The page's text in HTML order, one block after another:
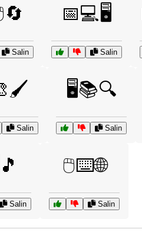
Salin
📅💻🖥️
Salin
Salin
🖥️📚🔍
Salin
Salin
🖱️⌨️🌐
Salin